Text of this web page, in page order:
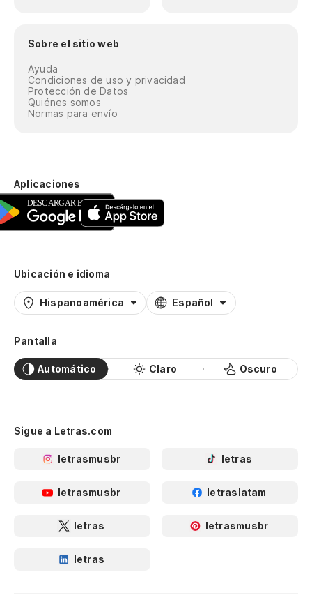
Sobre el sitio web
Ayuda
Condiciones de uso y privacidad
Protección de Datos
Quiénes somos
Normas para envío
Aplicaciones
Ubicación e idioma
Hispanoamérica Español
Pantalla
Automático Claro Oscuro
Sigue a Letras.com
letrasmusbr letras
letrasmusbr letraslatam
letras letrasmusbr
letras